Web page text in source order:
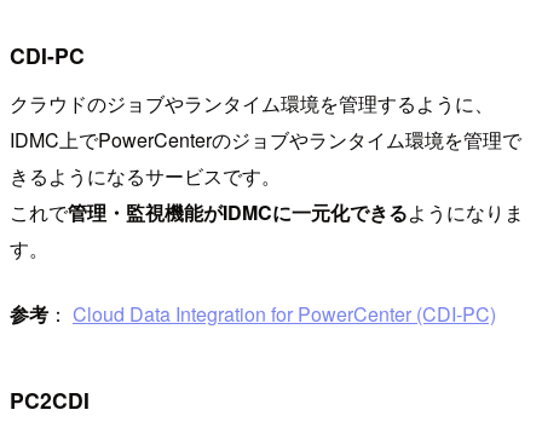
CDI-PC
クラウドのジョブやランタイム環境を管理するように、
IDMC上でPowerCenterのジョブやランタイム環境を管理で
きるようになるサービスです。
これで管理・監視機能がIDMCに一元化できるようになりま
す。
参考 ： Cloud Data Integration for PowerCenter (CDI-PC)
PC2CDI